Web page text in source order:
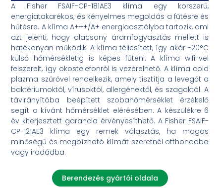
A Fisher FSAIF-CP-181AE3 klíma egy korszerű,
energiatakarékos, és kényelmes megoldás a fűtésre és
hűtésre. A klíma A+++/A+ energiaosztályba tartozik, ami
azt jelenti, hogy alacsony áramfogyasztás mellett is
hatékonyan működik. A klíma téliesített, így akár -20°C
külső hőmérsékletig is képes fűteni. A klíma wifi-vel
felszerelt, így okostelefonról is vezérelhető. A klíma cold
plazma szűrővel rendelkezik, amely tisztítja a levegőt a
baktériumoktól, vírusoktól, allergénektől, és szagoktól. A
távirányítóba beépített szobahőmérséklet érzékelő
segít a kívánt hőmérséklet elérésében. A készülékre 6
év kiterjesztett garancia érvényesíthető. A Fisher FSAIF-
CP-121AE3 klíma egy remek választás, ha magas
minőségű és megbízható klímát szeretnél otthonodba
vagy irodádba.
Berendezés gyártói oldala